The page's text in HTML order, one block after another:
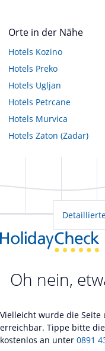
Orte in der Nähe
Hotels Kozino
Hotels Preko
Hotels Ugljan
Hotels Petrcane
Hotels Murvica
Hotels Zaton (Zadar)
Oh nein,
Vielleicht wurde die
erreichbar. Tippe bitte
kostenlos an unter 0891